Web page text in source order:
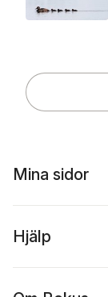
Mina sidor
Hjälp